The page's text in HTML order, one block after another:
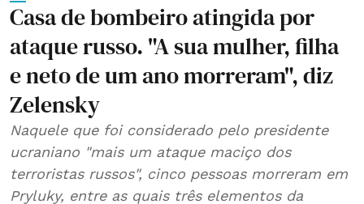
Casa de bombeiro atingida por
ataque russo. "A sua mulher, filha
e neto de um ano morreram", diz
Zelensky
Naquele que foi considerado pelo presidente
ucraniano "mais um ataque maciço dos
terroristas russos", cinco pessoas morreram em
Pryluky, entre as quais três elementos da